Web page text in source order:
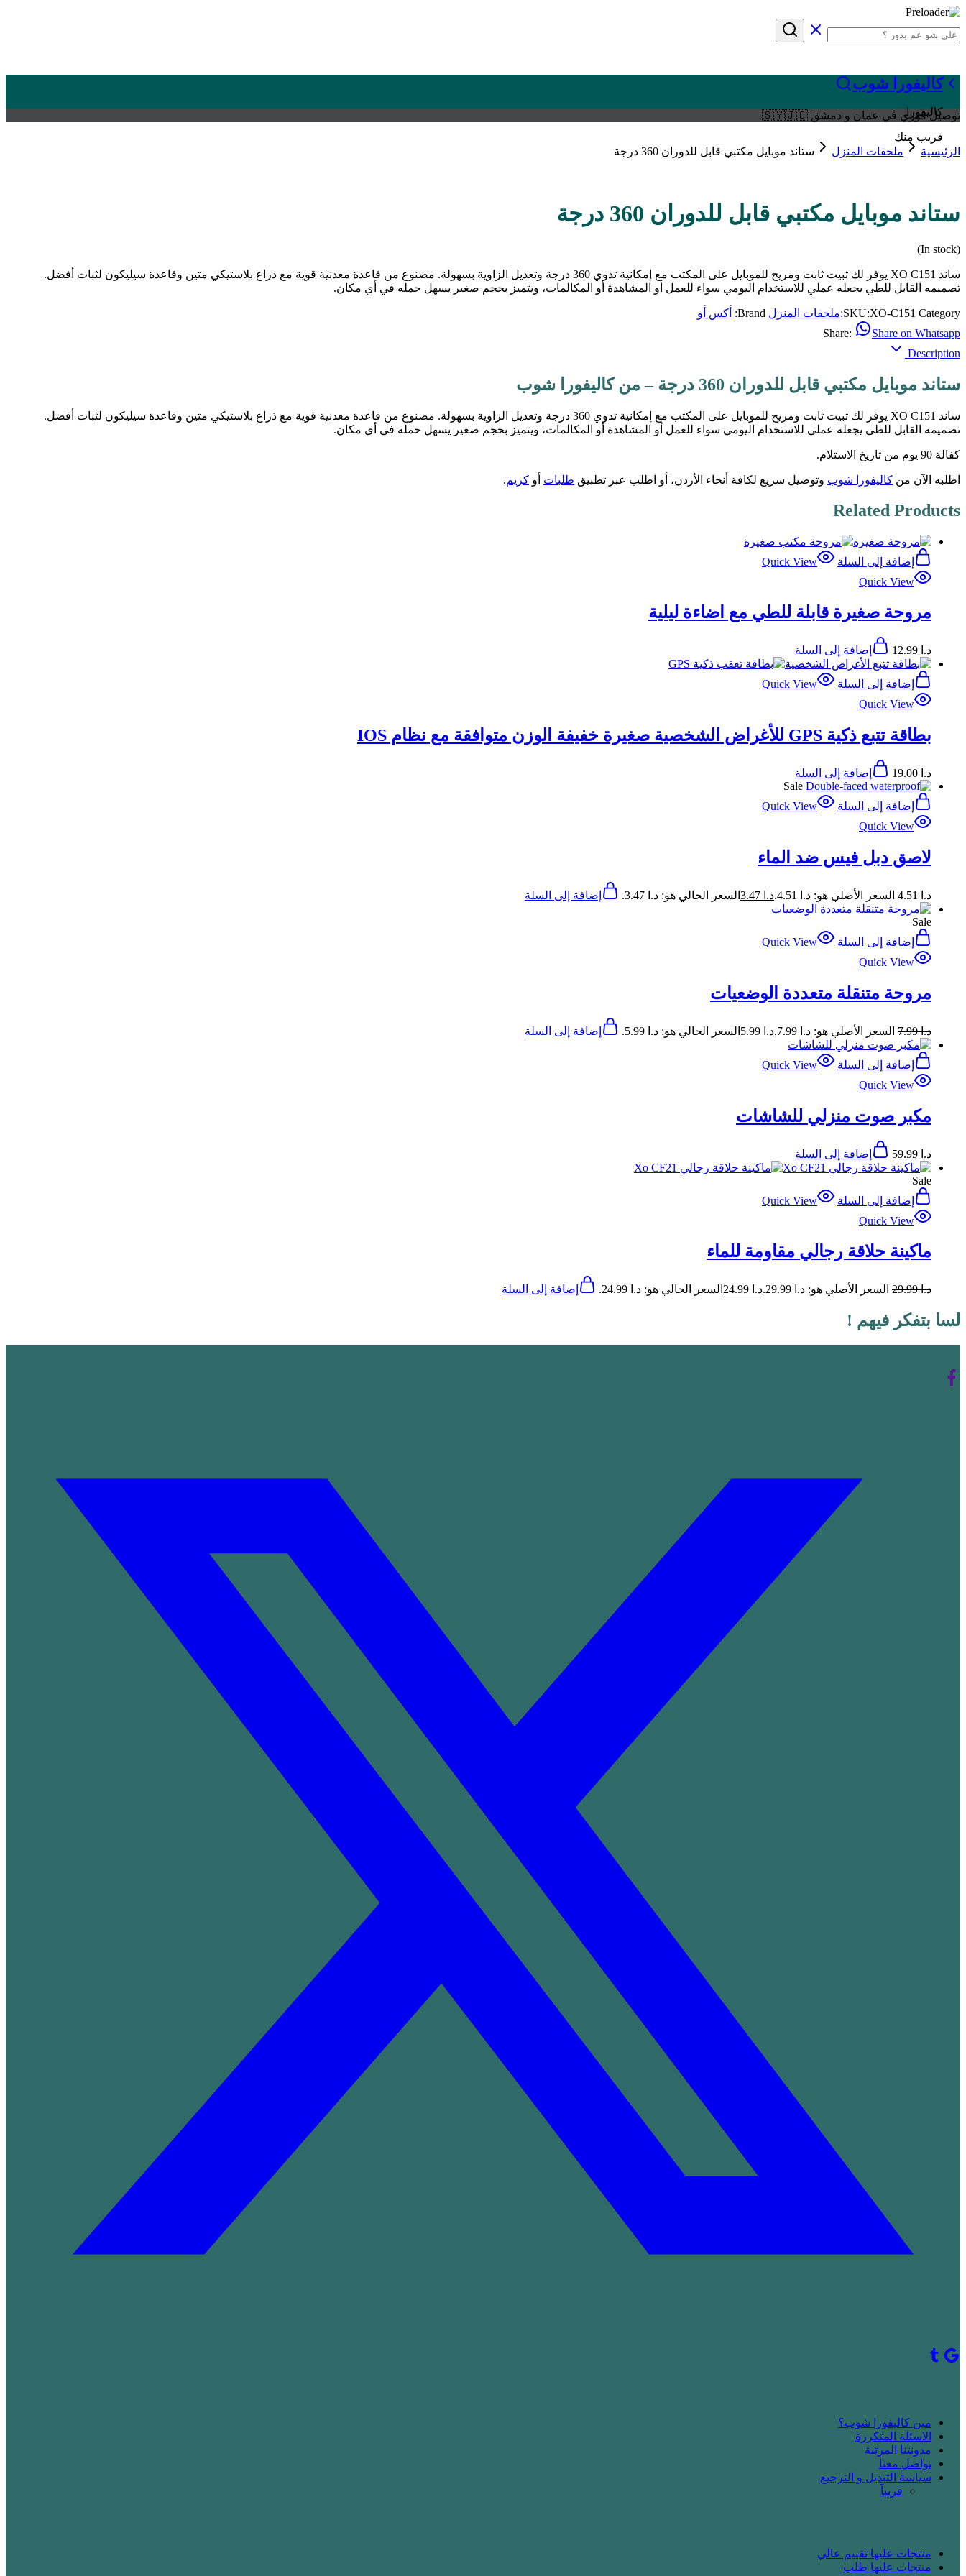
كاليفورا شوب
كاليفورا
قريب منك
توصيل فوري في عمان و دمشق 🇸🇾🇯🇴
الرئيسية ملحقات المنزل ستاند موبايل مكتبي قابل للدوران 360 درجة
ستاند موبايل مكتبي قابل للدوران 360 درجة
(In stock)
ساند XO C151 يوفر لك ثبيت ثابت ومريح للموبايل على المكتب مع إمكانية تدوي 360 درجة وتعديل الزاوية بسهولة. مصنوع من قاعدة معدنية قوية مع ذراع بلاستيكي متين وقاعدة سيليكون لثبات أفضل.
تصميمه القابل للطي يجعله عملي للاستخدام اليومي سواء للعمل أو المشاهدة أو المكالمات، ويتميز بحجم صغير يسهل حمله في أي مكان.
SKU:XO-C151 Category: ملحقات المنزل Brand:
أكس أو
Share:
Share on Whatsapp
Description
ستاند موبايل مكتبي قابل للدوران 360 درجة – من كاليفورا شوب
ساند XO C151 يوفر لك ثبيت ثابت ومريح للموبايل على المكتب مع إمكانية تدوي 360 درجة وتعديل الزاوية بسهولة. مصنوع من قاعدة معدنية قوية مع ذراع بلاستيكي متين وقاعدة سيليكون لثبات أفضل.
تصميمه القابل للطي يجعله عملي للاستخدام اليومي سواء للعمل أو المشاهدة أو المكالمات، ويتميز بحجم صغير يسهل حمله في أي مكان.
كفالة 90 يوم من تاريخ الاستلام.
اطلبه الآن من كاليفورا شوب وتوصيل سريع لكافة أنحاء الأردن، أو اطلب عبر تطبيق طلبات أو كريم.
Related Products
إضافة إلى السلة
Quick View
Quick View
مروحة صغيرة قابلة للطي مع اضاءة ليلية
د.ا إضافة إلى السلة
إضافة إلى السلة
Quick View
Quick View
بطاقة تتبع ذكية GPS للأغراض الشخصية صغيرة خفيفة الوزن متوافقة مع نظام IOS
د.ا
إضافة إلى السلة
Sale
إضافة إلى السلة
Quick View
Quick View
لاصق دبل فيس ضد الماء
د.ا4.51 السعر الأصلي هو: د.ا 4.51. د.ا السعر الحالي هو: د.ا 3.47. إضافة إلى السلة
Sale
إضافة إلى السلة
Quick View
Quick View
مروحة متنقلة متعددة الوضعيات
د.ا7.99 السعر الأصلي هو: د.ا 7.99. د.ا السعر الحالي هو: د.ا 5.99. إضافة إلى السلة
إضافة إلى السلة
Quick View
Quick View
مكبر صوت منزلي للشاشات
د.ا إضافة إلى السلة
Sale
إضافة إلى السلة
Quick View
Quick View
ماكينة حلاقة رجالي مقاومة للماء
د.ا29.99 السعر الأصلي هو: د.ا 29.99. د.ا السعر الحالي هو: د.ا 24.99. إضافة إلى السلة
لسا بتفكر فيهم !
مين كاليفورا شوب؟
الاسئلة المتكررة
مدونتنا المرتبة
تواصل معنا
سياسة التبديل و الترجيع
قريباََ
منتجات عليها تقييم عالي
منتجات عليها طلب